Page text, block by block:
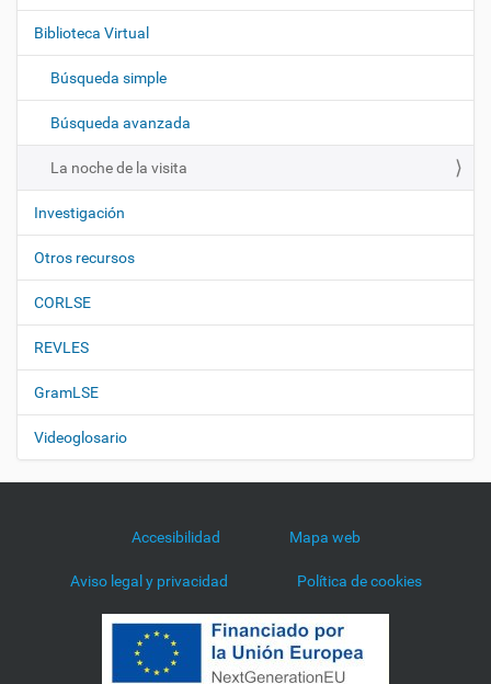
g
a
i
n
Biblioteca Virtual
Búsqueda simple
Búsqueda avanzada
La noche de la visita
Investigación
Otros recursos
CORLSE
REVLES
GramLSE
Videoglosario
Accesibilidad Mapa web
Aviso legal y privacidad Política de cookies